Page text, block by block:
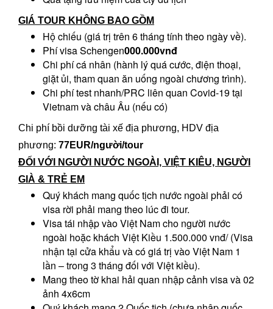
GIÁ TOUR KHÔNG BAO GỒM
Hộ chiếu (giá trị trên 6 tháng tính theo ngày về).
Phí visa Schengen000.000vnđ
Chi phí cá nhân (hành lý quá cước, điện thoại,
giặt ủi, tham quan ăn uống ngoài chương trình).
Chi phí test nhanh/PRC liên quan Covid-19 tại
Vietnam và châu Âu (nếu có)
Chi phí bồi dưỡng tài xế địa phương, HDV địa
phương: 77EUR/người/tour
ĐỐI VỚI NGƯỜI NƯỚC NGOÀI, VIỆT KIÊU, NGƯỜI
GIÀ & TRẺ EM
Quý khách mang quốc tịch nước ngoài phải có
visa rời phải mang theo lúc đi tour.
Visa tái nhập vào Việt Nam cho người nước
ngoài hoặc khách Việt Kiều 1.500.000 vnđ/ (Visa
nhận tại cửa khẩu và có giá trị vào Việt Nam 1
lần – trong 3 tháng đối với Việt kiều).
Mang theo tờ khai hải quan nhập cảnh visa và 02
ảnh 4x6cm